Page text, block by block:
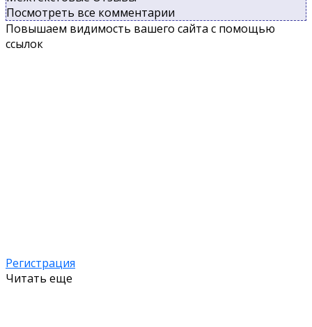
Посмотреть все комментарии
Повышаем видимость вашего сайта с помощью
ссылок
Регистрация
Читать еще